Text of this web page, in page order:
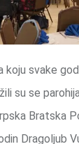
koju svake
su se
Bratska
Dragoljub